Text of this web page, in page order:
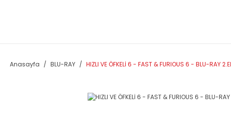
Anasayfa BLU-RAY HIZLI VE ÖFKELİ 6 - FAST & FURIOUS 6 - BLU-RAY